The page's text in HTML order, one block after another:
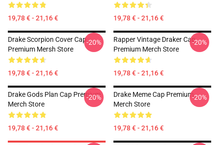
19,78 € - 21,16 € 19,78 € - 21,16 €
Drake Scorpion Cover Cap
Premium Mersh Store
19,78 € - 21,16 €
-20%
Rapper Vintage Draker Cap
Premium Merch Store
19,78 € - 21,16 €
-20%
Drake Gods Plan Cap Premium
Merch Store
19,78 € - 21,16 €
-20%
Drake Meme Cap Premium
Merch Store
19,78 € - 21,16 €
-20%